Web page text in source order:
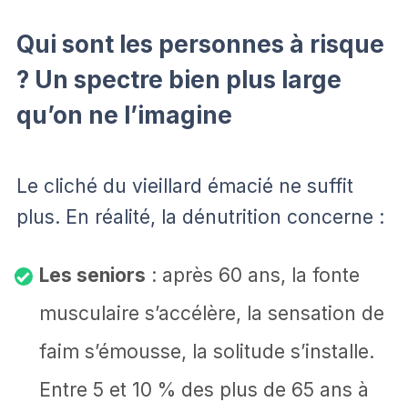
Qui sont les personnes à risque
? Un spectre bien plus large
qu’on ne l’imagine
Le cliché du vieillard émacié ne suffit
plus. En réalité, la dénutrition concerne :
Les seniors : après 60 ans, la fonte
musculaire s’accélère, la sensation de
faim s’émousse, la solitude s’installe.
Entre 5 et 10 % des plus de 65 ans à